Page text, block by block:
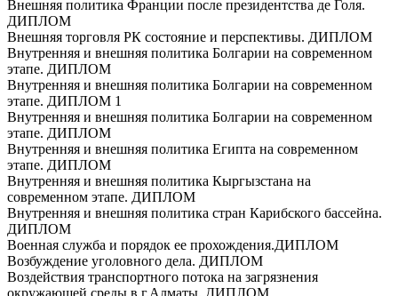
Внешняя политика Франции после президентства де Голя.
ДИПЛОМ
Внешняя торговля РК состояние и перспективы. ДИПЛОМ
Внутренняя и внешняя политика Болгарии на современном
этапе. ДИПЛОМ
Внутренняя и внешняя политика Болгарии на современном
этапе. ДИПЛОМ 1
Внутренняя и внешняя политика Болгарии на современном
этапе. ДИПЛОМ
Внутренняя и внешняя политика Египта на современном
этапе. ДИПЛОМ
Внутренняя и внешняя политика Кыргызстана на
современном этапе. ДИПЛОМ
Внутренняя и внешняя политика стран Карибского бассейна.
ДИПЛОМ
Военная служба и порядок ее прохождения.ДИПЛОМ
Возбуждение уголовного дела. ДИПЛОМ
Воздействия транспортного потока на загрязнения